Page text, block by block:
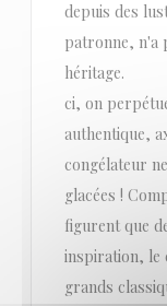
depuis des
patronne, n'a
héritage.
ci, on
authentique,
congélateur
glacées !
figurent que
inspiration, le
grands